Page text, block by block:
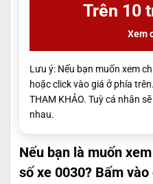
Trên 10
Xem
Lưu ý: Nếu bạn muốn xem
hoặc click vào giá ở phía
THAM KHẢO. Tuỳ cá nhân
nhau.
Nếu bạn là muốn
số xe 0030? Bấm